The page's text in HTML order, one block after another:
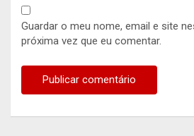
Guardar o meu nome, email e site
próxima vez que eu comentar.